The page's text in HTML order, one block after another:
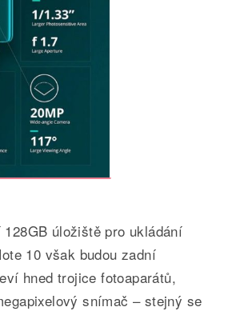
úložiště pro ukládání
10 však budou zadní
hned trojice fotoaparátů,
snímač – stejný se